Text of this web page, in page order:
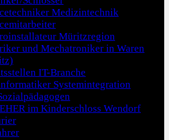
Medizintechnik
Müritzregion
und Mechatroniker in Waren
IT-Branche
Systemintegration
im Kinderschloss Wendorf